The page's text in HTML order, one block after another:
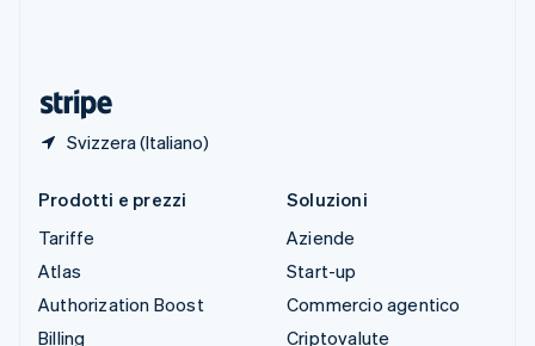
Svizzera (Italiano)
Prodotti e prezzi
Tariffe
Atlas
Authorization Boost
Billing
Soluzioni
Aziende
Start-up
Commercio agentico
Criptovalute